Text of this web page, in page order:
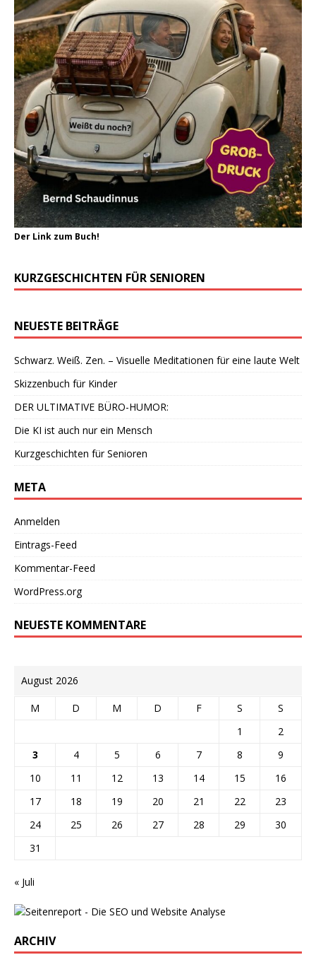
Der Link zum Buch!
KURZGESCHICHTEN FÜR SENIOREN
NEUESTE BEITRÄGE
Schwarz. Weiß. Zen. – Visuelle Meditationen für eine laute Welt
Skizzenbuch für Kinder
DER ULTIMATIVE BÜRO-HUMOR:
Die KI ist auch nur ein Mensch
Kurzgeschichten für Senioren
META
Anmelden
Eintrags-Feed
Kommentar-Feed
WordPress.org
NEUESTE KOMMENTARE
August 2026
M D M D F S
S
1
2
3
4 5 6 7 8
9
10
11 12 13 14 15
16
17
18 19 20 21 22
23
24
25 26 27 28 29
30
31
« Juli
ARCHIV